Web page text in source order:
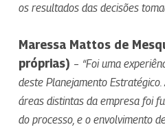
os resultados das decisões
Maressa Mattos de
próprias) – “Foi uma
deste Planejamento
áreas distintas da empresa foi
do processo, e o envolvimento